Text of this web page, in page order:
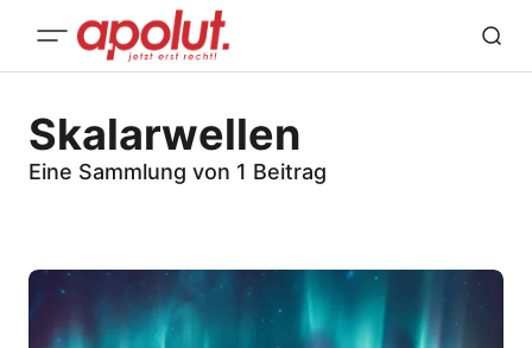
Skalarwellen
Eine Sammlung von 1 Beitrag